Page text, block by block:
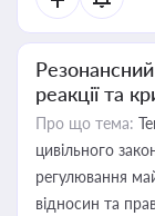
реакції та
Про що тема:
цивільного
регулювання
відносин та